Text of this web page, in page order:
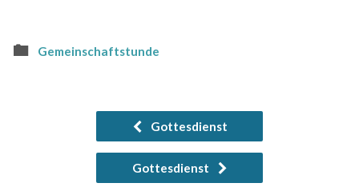
Gemeinschaftstunde
Gottesdienst
Gottesdienst